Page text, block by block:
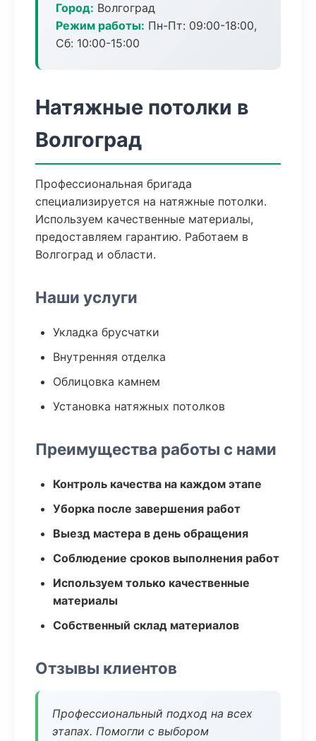
Город: Волгоград
Режим работы: Пн-Пт: 09:00-18:00,
Сб: 10:00-15:00
Натяжные потолки в
Волгоград
Профессиональная бригада
специализируется на натяжные потолки.
Используем качественные материалы,
предоставляем гарантию. Работаем в
Волгоград и области.
Наши услуги
Укладка брусчатки
Внутренняя отделка
Облицовка камнем
Установка натяжных потолков
Преимущества работы с нами
Контроль качества на каждом этапе
Уборка после завершения работ
Выезд мастера в день обращения
Соблюдение сроков выполнения работ
Используем только качественные
материалы
Собственный склад материалов
Отзывы клиентов
Профессиональный подход на всех
этапах. Помогли с выбором